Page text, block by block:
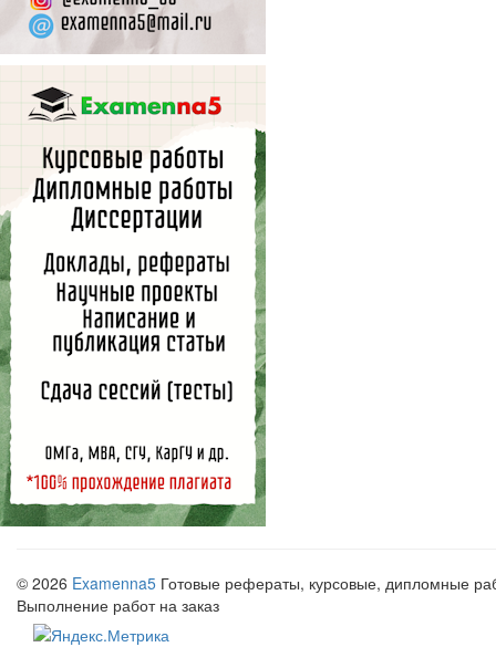
© 2026 Examenna5 Готовые рефераты, курсовые, дипломные
Выполнение работ на заказ